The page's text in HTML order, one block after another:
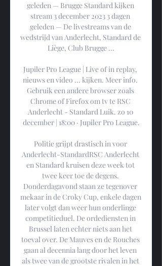
geleden — Brugge Standard kijken
stream 3 december 2023 3 dagen
geleden — De livestreams van de
wedstrijd van Anderlecht, Standard de
Liège, Club Brugge ...
Jupiler Pro League | Live of in replay,
nieuws en video ... kijken. Meer info.
Gebruik een andere browser zoals
Chrome of Firefox om tv te RSC
Anderlecht - Standard Luik. zo 10
december | 18:00 · Jupiler Pro League.
Politie grijpt drastisch in voor
Anderlecht-StandardRSC Anderlecht
en Standard kruisen deze week tot
twee keer toe de degens.
Donderdagavond staan ze tegenover
mekaar in de Croky Cup, enkele dagen
later volgt dan weer hun onderlinge
competitieduel. De ordediensten in
Brussel laten echter niets aan het
toeval over. De Mauves en de Rouches
gaan al decennia lang door het leven
als twee van de grootste rivalen in het